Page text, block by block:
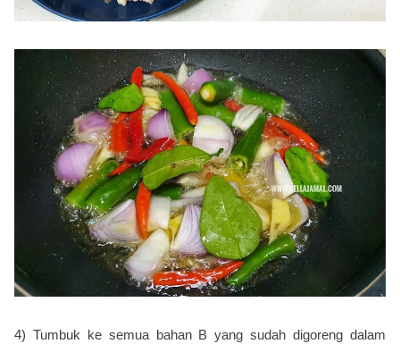
4) Tumbuk ke semua bahan B yang sudah digoreng dalam